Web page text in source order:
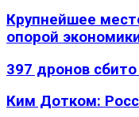
Крупнейшее
опорой
397 дронов
Ким Дотком: